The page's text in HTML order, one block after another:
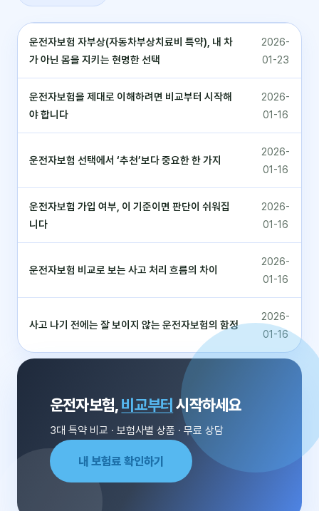
운전자보험 자부상(자동차부상치료비 특약), 내 차
가 아닌 몸을 지키는 현명한 선택
2026-
01-23
운전자보험을 제대로 이해하려면 비교부터 시작해
야 합니다
2026-
01-16
운전자보험 선택에서 ‘추천’보다 중요한 한 가지
2026-
01-16
운전자보험 가입 여부, 이 기준이면 판단이 쉬워집
니다
2026-
01-16
운전자보험 비교로 보는 사고 처리 흐름의 차이
2026-
01-16
사고 나기 전에는 잘 보이지 않는 운전자보험의 함정
2026-
01-16
운전자보험,비교부터시작하세요
3대 특약 비교 · 보험사별 상품 · 무료 상담
내 보험료 확인하기